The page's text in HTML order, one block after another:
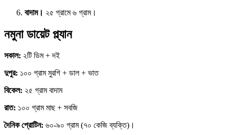
বাদাম। ২৫ গ্রামে ৬ গ্রাম।
নমুনা ডায়েট প্ল্যান
সকাল: ২টি ডিম + দই
দুপুর: ১০০ গ্রাম মুরগি + ডাল + ভাত
বিকেল: ২৫ গ্রাম বাদাম
রাত: ১০০ গ্রাম মাছ + সবজি
দৈনিক প্রোটিন: ৬০-৯০ গ্রাম (৭০ কেজি ব্যক্তি)।